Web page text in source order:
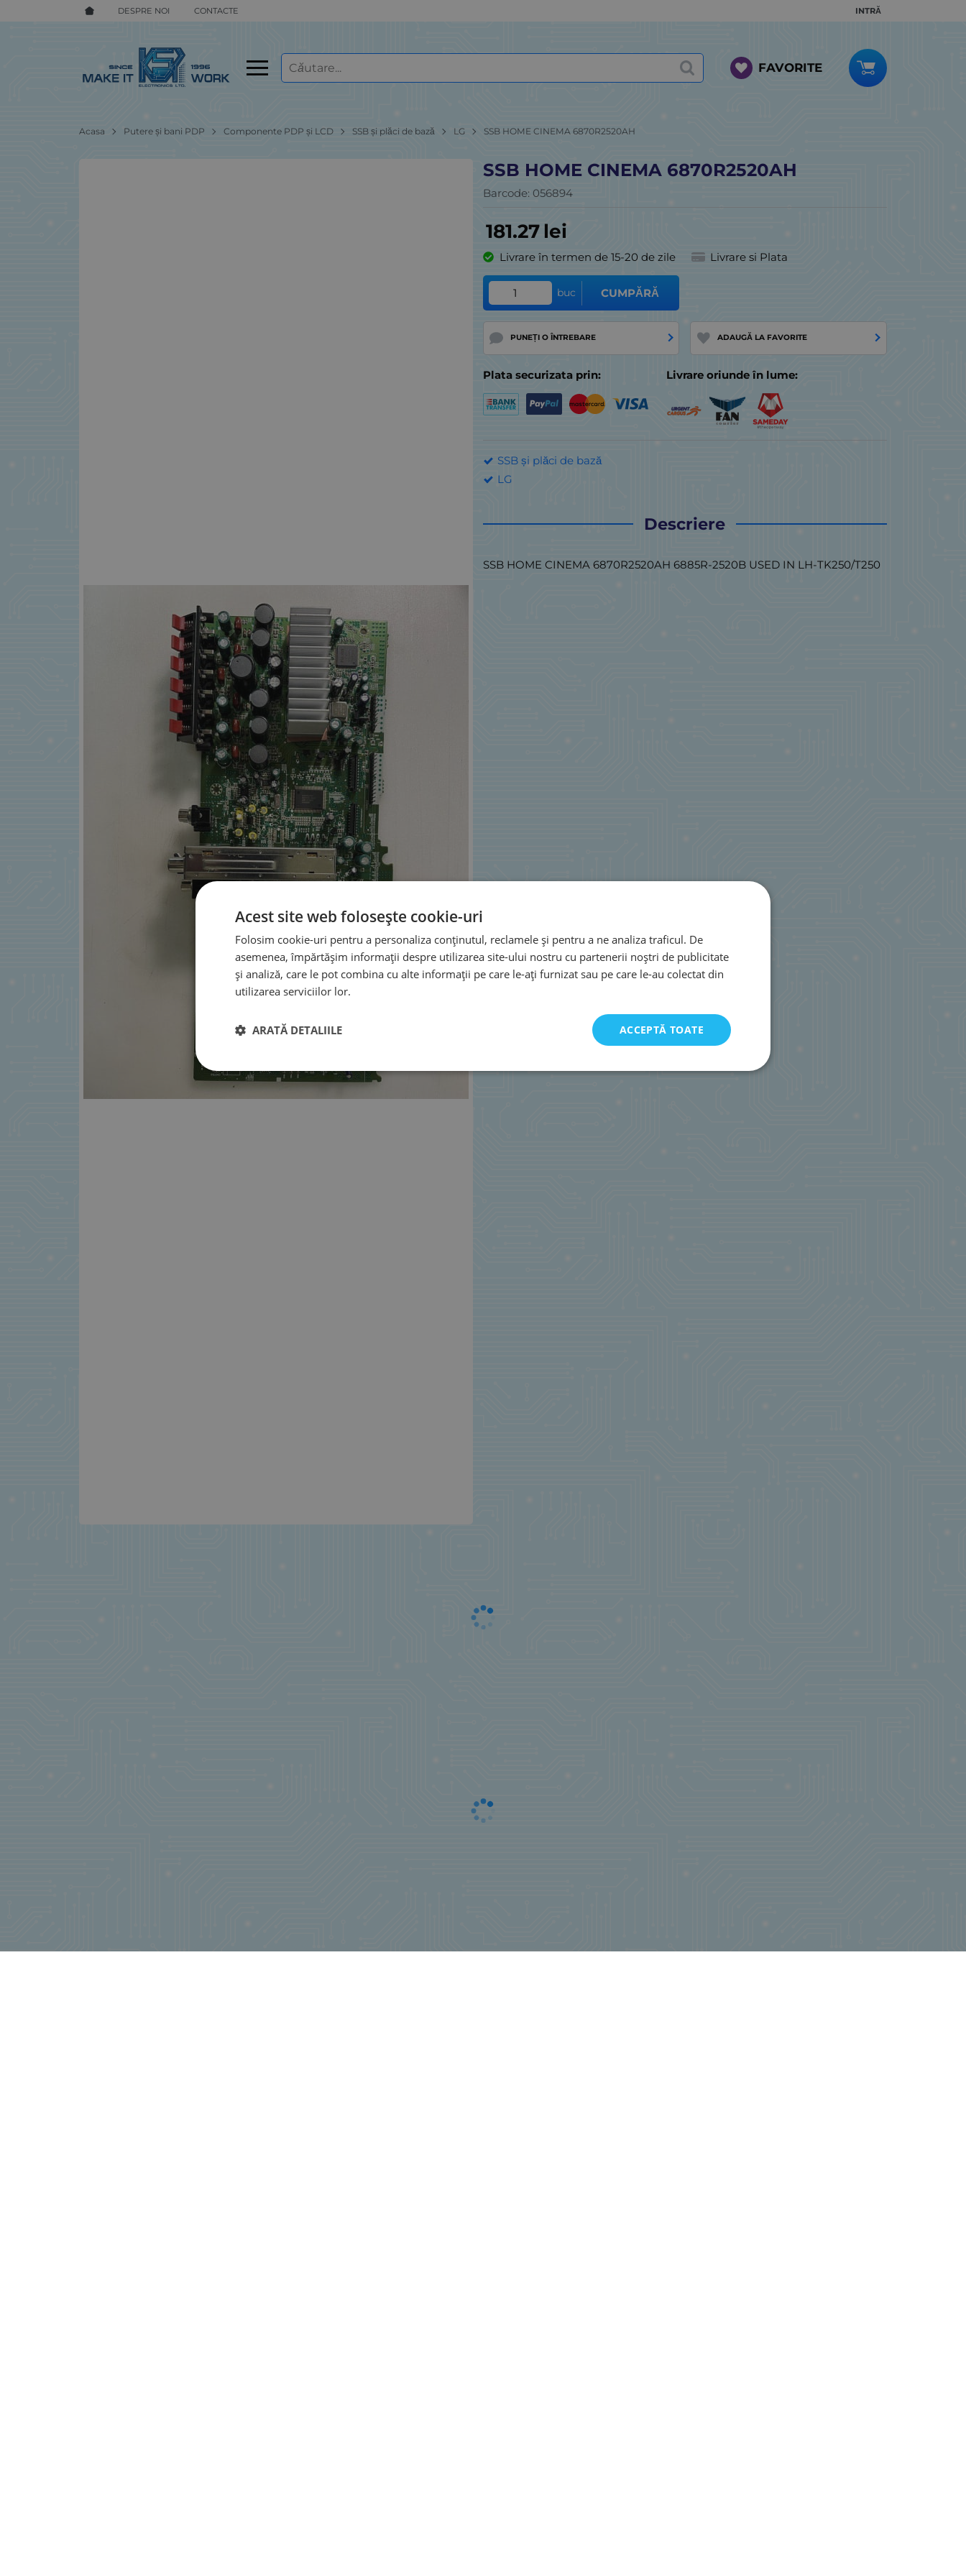
DESPRE NOI CONTACTE INTRĂ
FAVORITE
Acasa Putere și bani PDP Componente PDP și LCD SSB și plăci de bază LG SSB HOME CINEMA 6870R2520AH
SSB HOME CINEMA 6870R2520AH
Barcode: 056894
181.27 lei
Livrare în termen de 15-20 de zile Livrare si Plata
buc CUMPĂRĂ
PUNEȚI O ÎNTREBARE ADAUGĂ LA FAVORITE
Plata securizata prin: Livrare oriunde în lume:
SSB și plăci de bază
LG
Descriere
SSB HOME CINEMA 6870R2520AH 6885R-2520B USED IN LH-TK250/T250
Acest site web folosește cookie-uri
Folosim cookie-uri pentru a personaliza conținutul, reclamele și pentru a ne analiza traficul. De
asemenea, împărtășim informații despre utilizarea site-ului nostru cu partenerii noștri de publicitate
și analiză, care le pot combina cu alte informații pe care le-ați furnizat sau pe care le-au colectat din
utilizarea serviciilor lor.
ACCEPTĂ TOATE
ARATĂ DETALIILE